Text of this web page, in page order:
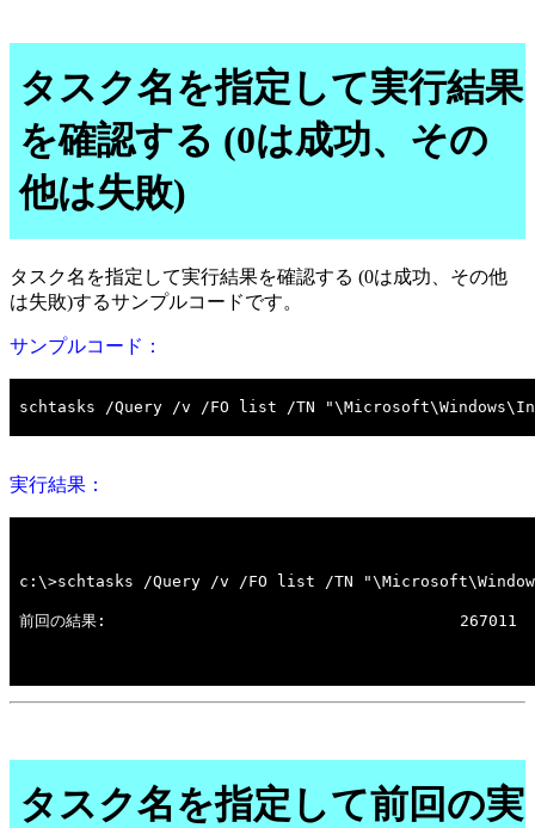
タスク名を指定して実行結果
を確認する (0は成功、その
他は失敗)
タスク名を指定して実行結果を確認する (0は成功、その他
は失敗)するサンプルコードです。
サンプルコード：
実行結果：
タスク名を指定して前回の実